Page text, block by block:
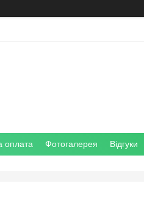
оплата Фотогалерея Відгуки